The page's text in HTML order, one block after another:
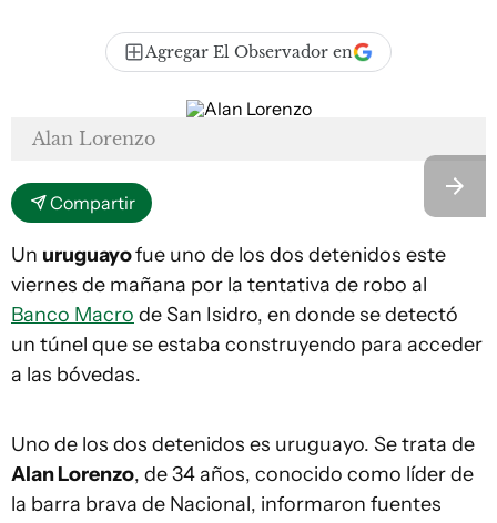
Agregar El Observador en
Alan Lorenzo
Compartir
Un uruguayofue uno de los dos detenidos este
viernes de mañana por la tentativa de robo al
Banco Macro de San Isidro, en donde se detectó
un túnel que se estaba construyendo para acceder
a las bóvedas.
Uno de los dos detenidos es uruguayo. Se trata de
Alan Lorenzo, de 34 años, conocido como líder de
la barra brava de Nacional, informaron fuentes